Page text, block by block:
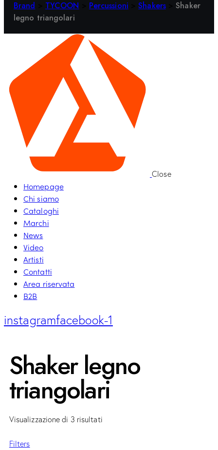
Brand TYCOON Percussioni Shakers
Shaker
legno triangolari
Close
Homepage
Chi siamo
Cataloghi
Marchi
News
Video
Artisti
Contatti
Area riservata
B2B
instagramfacebook-1
Shaker legno
triangolari
Visualizzazione di 3 risultati
Filters